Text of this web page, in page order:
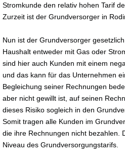
Stromkunde den relativ hohen Tarif
Zurzeit ist der Grundversorger in
Nun ist der Grundversorger
Haushalt entweder mit Gas oder
sind hier auch Kunden mit einem
und das kann für das Unternehmen
Begleichung seiner Rechnungen
aber nicht gewillt ist, auf seinen
dieses Risiko sogleich in den
Somit tragen alle Kunden im
die ihre Rechnungen nicht bezahlen.
Niveau des Grundversorgungstarifs.